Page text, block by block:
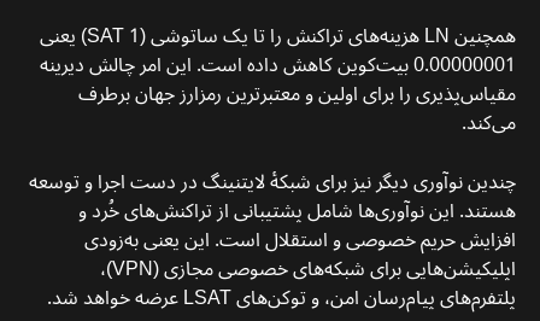
همچنین LN هزینه‌های تراکنش را تا یک ساتوشی (SAT 1) یعنی
0.00000001 بیت‌کوین کاهش داده است. این امر چالش دیرینه
مقیاس‌پذیری را برای اولین و معتبرترین رمزارز جهان برطرف
می‌کند.
چندین نوآوری دیگر نیز برای شبکهٔ لایتنینگ در دست اجرا و توسعه
هستند. این نوآوری‌ها شامل پشتیبانی از تراکنش‌های خُرد و
افزایش حریم خصوصی و استقلال است. این یعنی به‌زودی
اپلیکیشن‌هایی برای شبکه‌های خصوصی مجازی (VPN)،
پلتفرم‌های پیام‌رسان امن، و توکن‌های LSAT عرضه خواهد شد.